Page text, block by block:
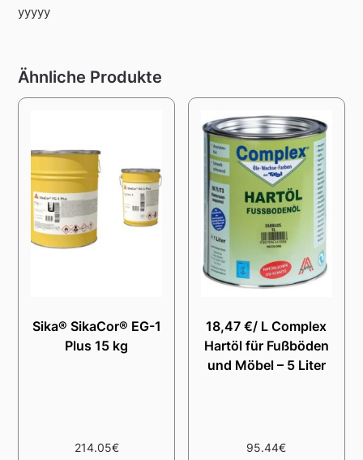
yyyyy
Ähnliche Produkte
Sika® SikaCor® EG-1
Plus 15 kg
214.05€
18,47 €/ L Complex
Hartöl für Fußböden
und Möbel – 5 Liter
95.44€